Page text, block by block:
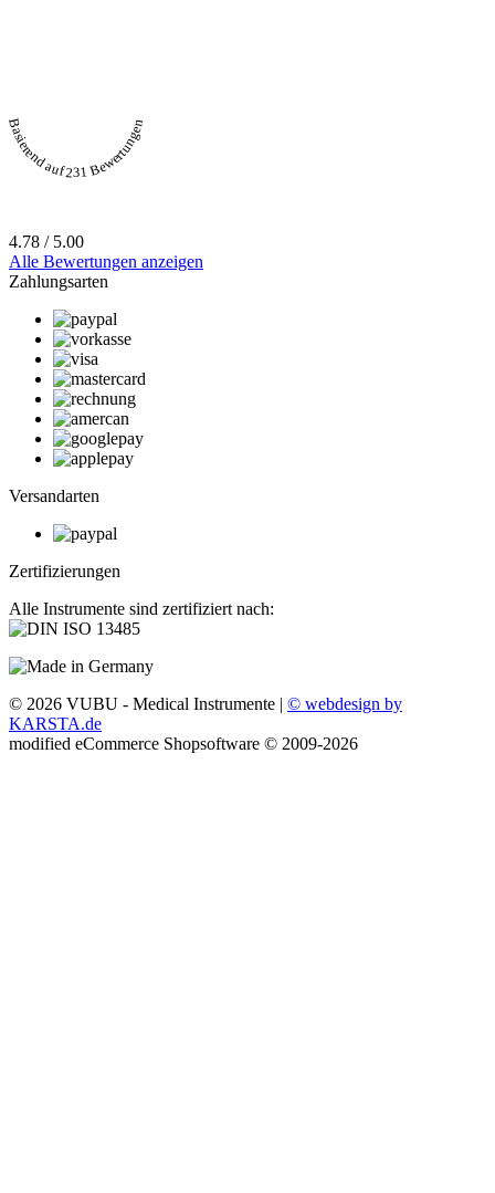
Basierend auf 231 Bewertungen
4.78 / 5.00
Alle Bewertungen anzeigen
Zahlungsarten
Versandarten
Zertifizierungen
Alle Instrumente sind zertifiziert nach:
© 2026 VUBU - Medical Instrumente | © webdesign by
KARSTA.de
modified eCommerce Shopsoftware © 2009-2026